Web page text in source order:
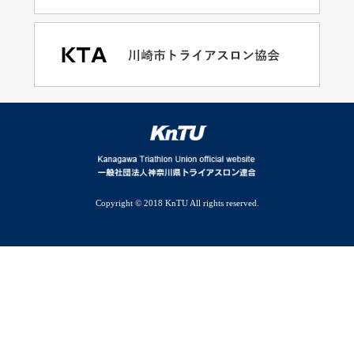
Copyright © 2018 KnTU All rights reserved.